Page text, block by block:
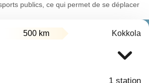
publics, ce qui permet de se déplacer
500 km Kokkola
1 station